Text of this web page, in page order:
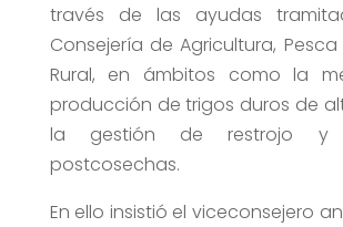
través de las ayudas
Consejería de Agricultura,
Rural, en ámbitos como la
producción de trigos duros de
la gestión de restrojo y
postcosechas.
En ello insistió el viceconsejero